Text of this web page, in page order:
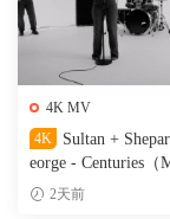
4K MV
4K
Sultan +
eorge - Centuries（
M）2天前